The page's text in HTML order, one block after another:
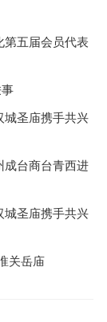
第五届会员代表
城圣庙携手共兴
成台商台青西进
城圣庙携手共兴
关岳庙